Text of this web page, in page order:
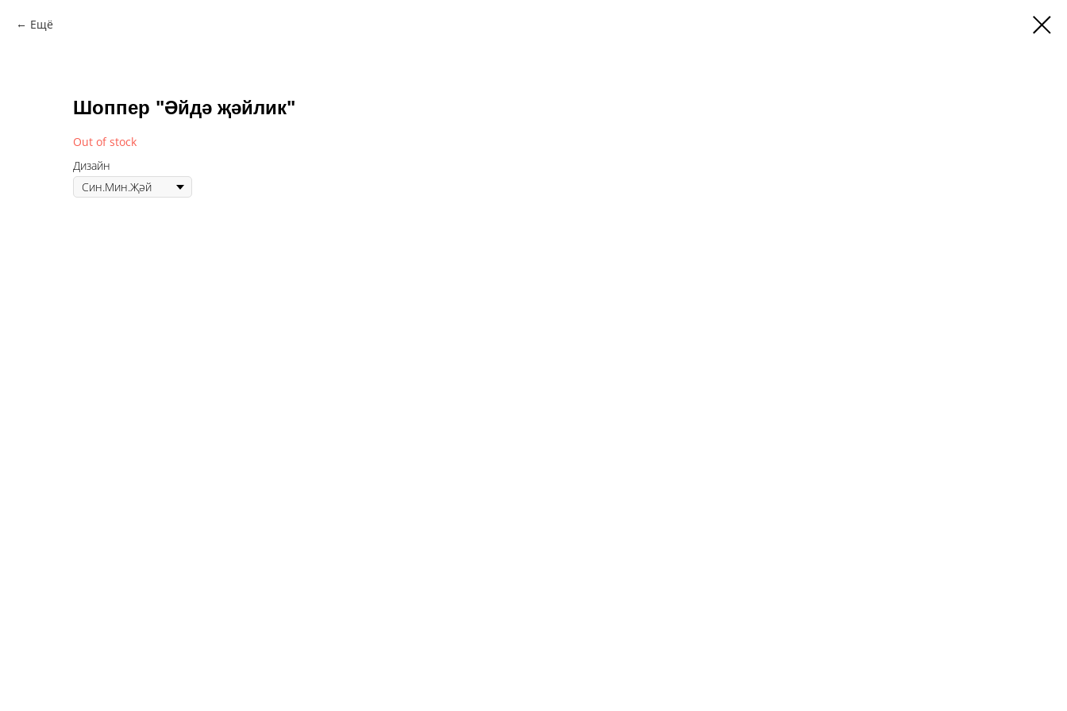
Ещё
Шоппер "Әйдә җәйлик"
Out of stock
Дизайн